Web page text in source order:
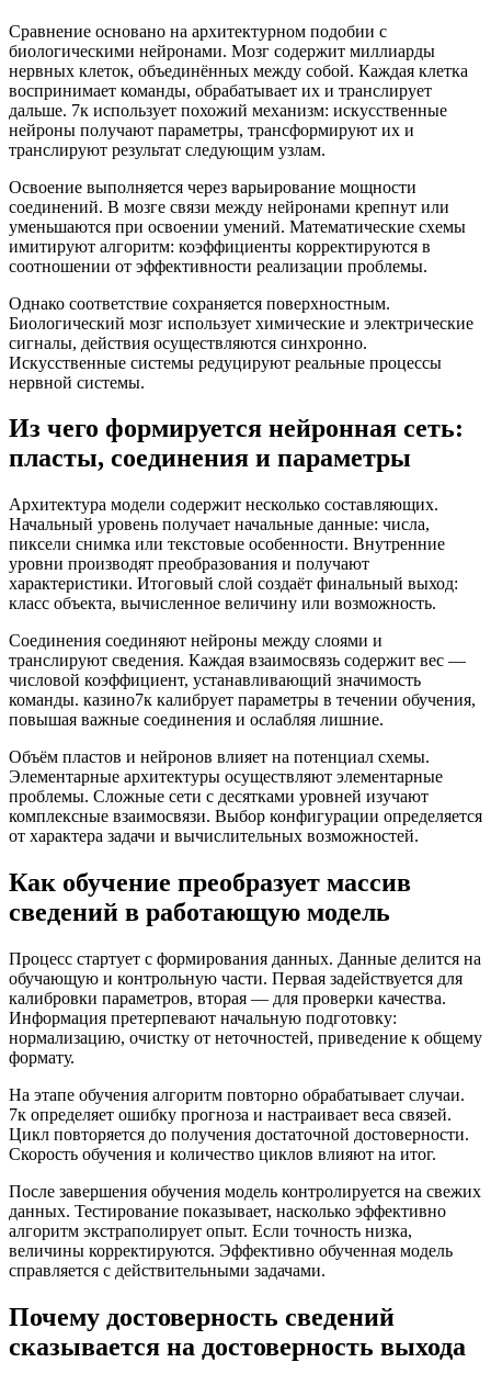
Сравнение основано на архитектурном подобии с
биологическими нейронами. Мозг содержит миллиарды
нервных клеток, объединённых между собой. Каждая клетка
воспринимает команды, обрабатывает их и транслирует
дальше. 7к использует похожий механизм: искусственные
нейроны получают параметры, трансформируют их и
транслируют результат следующим узлам.
Освоение выполняется через варьирование мощности
соединений. В мозге связи между нейронами крепнут или
уменьшаются при освоении умений. Математические схемы
имитируют алгоритм: коэффициенты корректируются в
соотношении от эффективности реализации проблемы.
Однако соответствие сохраняется поверхностным.
Биологический мозг использует химические и электрические
сигналы, действия осуществляются синхронно.
Искусственные системы редуцируют реальные процессы
нервной системы.
Из чего формируется нейронная сеть:
пласты, соединения и параметры
Архитектура модели содержит несколько составляющих.
Начальный уровень получает начальные данные: числа,
пиксели снимка или текстовые особенности. Внутренние
уровни производят преобразования и получают
характеристики. Итоговый слой создаёт финальный выход:
класс объекта, вычисленное величину или возможность.
Соединения соединяют нейроны между слоями и
транслируют сведения. Каждая взаимосвязь содержит вес —
числовой коэффициент, устанавливающий значимость
команды. казино7к калибрует параметры в течении обучения,
повышая важные соединения и ослабляя лишние.
Объём пластов и нейронов влияет на потенциал схемы.
Элементарные архитектуры осуществляют элементарные
проблемы. Сложные сети с десятками уровней изучают
комплексные взаимосвязи. Выбор конфигурации определяется
от характера задачи и вычислительных возможностей.
Как обучение преобразует массив
сведений в работающую модель
Процесс стартует с формирования данных. Данные делится на
обучающую и контрольную части. Первая задействуется для
калибровки параметров, вторая — для проверки качества.
Информация претерпевают начальную подготовку:
нормализацию, очистку от неточностей, приведение к общему
формату.
На этапе обучения алгоритм повторно обрабатывает случаи.
7к определяет ошибку прогноза и настраивает веса связей.
Цикл повторяется до получения достаточной достоверности.
Скорость обучения и количество циклов влияют на итог.
После завершения обучения модель контролируется на свежих
данных. Тестирование показывает, насколько эффективно
алгоритм экстраполирует опыт. Если точность низка,
величины корректируются. Эффективно обученная модель
справляется с действительными задачами.
Почему достоверность сведений
сказывается на достоверность выхода